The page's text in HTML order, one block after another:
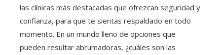
las clínicas más destacadas que ofrezcan seguridad y
confianza, para que te sientas respaldado en todo
momento. En un mundo lleno de opciones que
pueden resultar abrumadoras, ¿cuáles son las